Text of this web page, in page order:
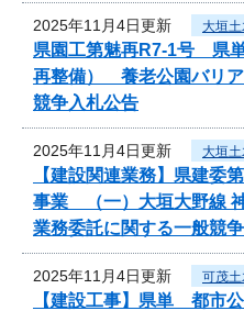
2025年11月4日更新 大垣
県園工第魅再R7-1号 県
再整備） 養老公園バリ
競争入札公告
2025年11月4日更新 大垣
【建設関連業務】県建
事業 （一）大垣大野線
業務委託に関する一般競
2025年11月4日更新 可茂
【建設工事】県単 都市